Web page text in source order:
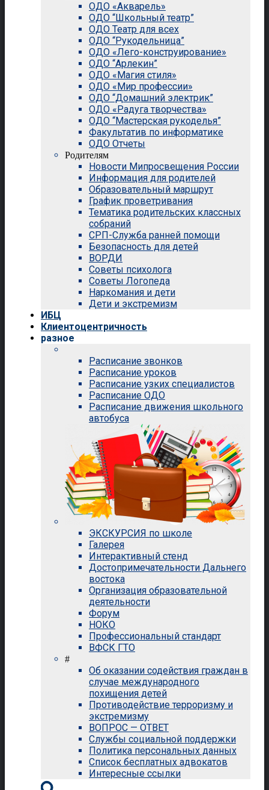
ОДО «Акварель»
ОДО “Школьный театр”
ОДО Театр для всех
ОДО “Рукодельница”
ОДО «Лего-конструирование»
ОДО “Арлекин”
ОДО «Магия стиля»
ОДО «Мир профессии»
ОДО “Домашний электрик”
ОДО «Радуга творчества»
ОДО “Мастерская рукоделья”
Факультатив по информатике
ОДО Отчеты
Родителям
Новости Мипросвещения России
Информация для родителей
Образовательный маршрут
График проветривания
Тематика родительских классных
собраний
СРП-Служба ранней помощи
Безопасность для детей
ВОРДИ
Советы психолога
Советы Логопеда
Наркомания и дети
Дети и экстремизм
ИБЦ
Клиентоцентричность
разное
Расписание звонков
Расписание уроков
Расписание узких специалистов
Расписание ОДО
Расписание движения школьного
автобуса
ЭКСКУРСИЯ по школе
Галерея
Интерактивный стенд
Достопримечательности Дальнего
востока
Организация образовательной
деятельности
Форум
НОКО
Профессиональный стандарт
ВФСК ГТО
#
Об оказании содействия граждан в
случае международного
похищения детей
Противодействие терроризму и
экстремизму
ВОПРОС — ОТВЕТ
Службы социальной поддержки
Политика персональных данных
Список бесплатных адвокатов
Интересные ссылки